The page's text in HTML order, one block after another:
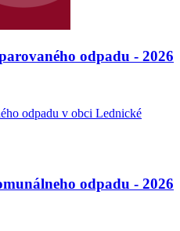
odpadu - 2026
odpadu v obci Lednické
odpadu - 2026